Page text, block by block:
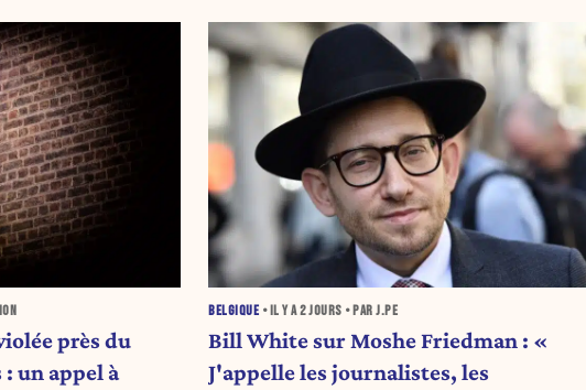
près du
un appel à
BELGIQUE • IL Y A2 JOURS • PAR J.PE
Bill White sur Moshe Friedman : «
J'appelle les journalistes, les